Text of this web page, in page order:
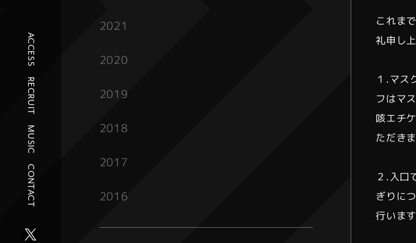
ACCESS
RECRUIT
MUSIC
CONTACT
2021
2020
2019
2018
2017
2016
これま
礼申し
１.マス
フはマ
咳エチ
ただきま
２.入口
ぎりに
行います